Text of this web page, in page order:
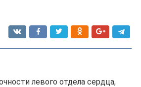
левого отдела сердца,